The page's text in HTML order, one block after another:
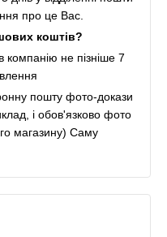
про це Вас.
коштів?
компанію не пізніше 7
пошту фото-докази
і обов'язково фото
магазину) Саму